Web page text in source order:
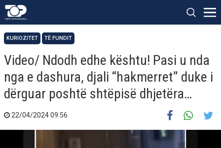
KURIOZITET TË FUNDIT
Video/ Ndodh edhe kështu! Pasi u nda
nga e dashura, djali “hakmerret” duke i
dërguar poshtë shtëpisë dhjetëra…
22/04/2024 09:56